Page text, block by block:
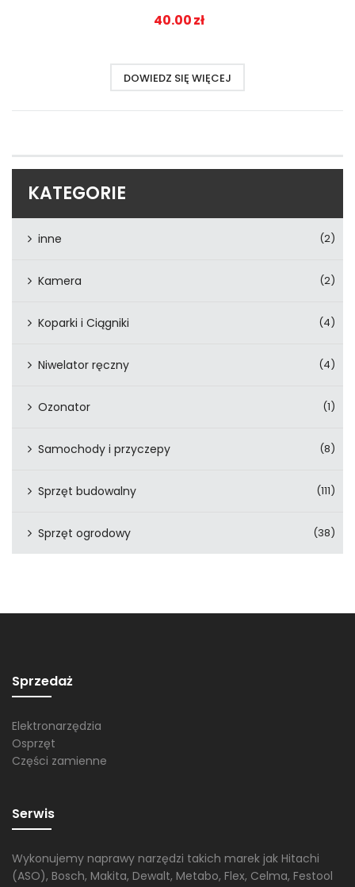
40.00zł
DOWIEDZ SIĘ WIĘCEJ
KATEGORIE
inne (2)
Kamera (2)
Koparki i Ciągniki (4)
Niwelator ręczny (4)
Ozonator (1)
Samochody i przyczepy (8)
Sprzęt budowalny (111)
Sprzęt ogrodowy (38)
Sprzedaż
Elektronarzędzia
Osprzęt
Części zamienne
Serwis
Wykonujemy naprawy narzędzi takich marek jak Hitachi
(ASO), Bosch, Makita, Dewalt, Metabo, Flex, Celma, Festool